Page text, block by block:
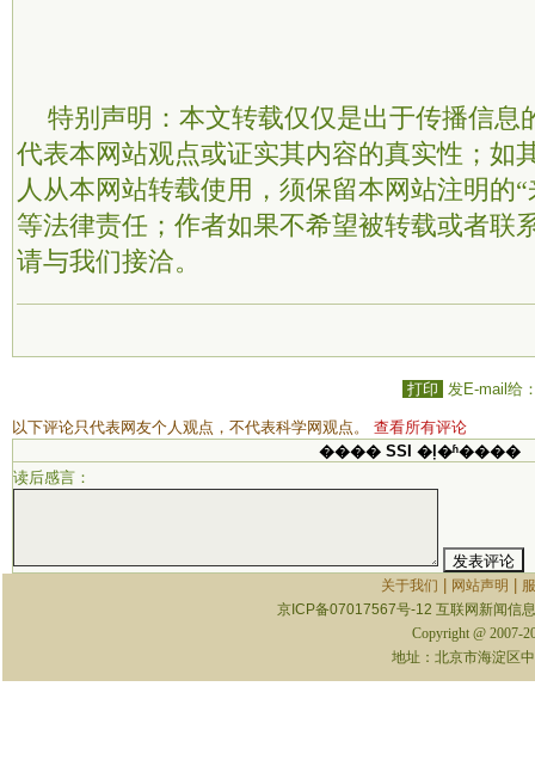
特别声明：本文转载仅仅是出于传播信息
代表本网站观点或证实其内容的真实性；如
人从本网站转载使用，须保留本网站注明的
等法律责任；作者如果不希望被转载或者联
请与我们接洽。
打印 发E-mail给
以下评论只代表网友个人观点，不代表科学网观点。 查看所有评论
���� SSI �ļ�ʱ����
读后感言：
关于我们 网站声明
京ICP备07017567号-12 互联网新闻信
Copyright @ 2007-
地址：北京市海淀区